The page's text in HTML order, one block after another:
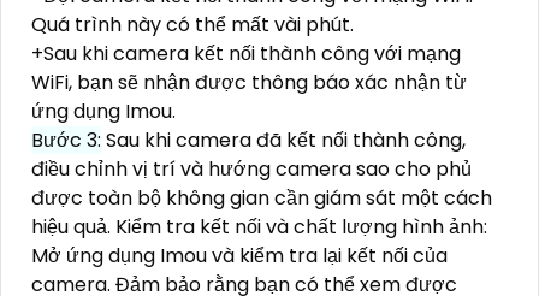
Quá trình này có thể mất vài phút.
+Sau khi camera kết nối thành công với mạng
WiFi, bạn sẽ nhận được thông báo xác nhận từ
ứng dụng Imou.
Bước 3: Sau khi camera đã kết nối thành công,
điều chỉnh vị trí và hướng camera sao cho phủ
được toàn bộ không gian cần giám sát một cách
hiệu quả. Kiểm tra kết nối và chất lượng hình ảnh:
Mở ứng dụng Imou và kiểm tra lại kết nối của
camera. Đảm bảo rằng bạn có thể xem được